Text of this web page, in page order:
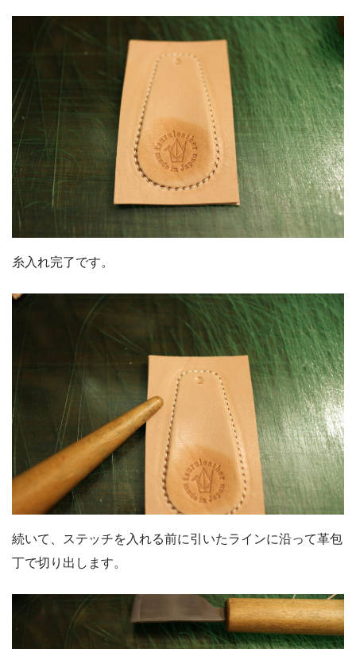
糸入れ完了です。
続いて、ステッチを入れる前に引いたラインに沿って革包
丁で切り出します。